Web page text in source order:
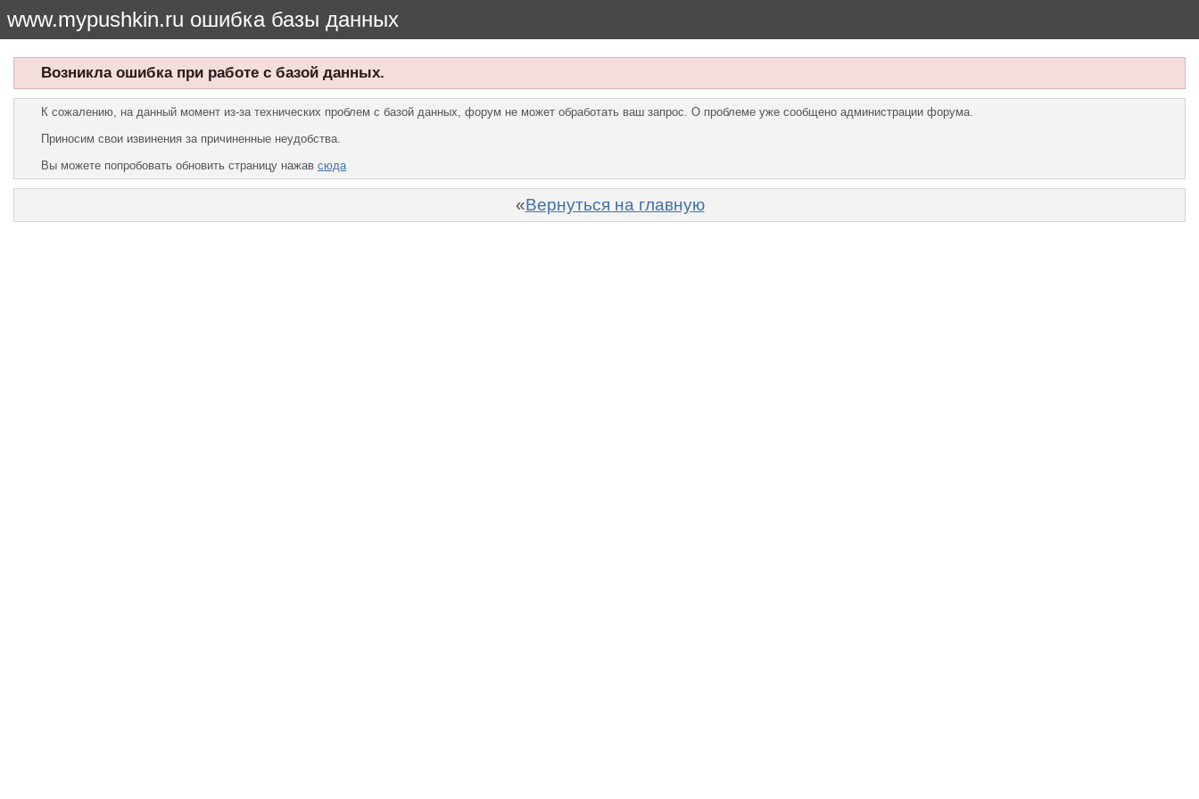
www.mypushkin.ru ошибка базы данных
Возникла ошибка при работе с базой данных.
К сожалению, на данный момент из-за технических проблем с базой данных, форум не может обработать ваш запрос. О проблеме уже сообщено администрации форума.
Приносим свои извинения за причиненные неудобства.
Вы можете попробовать обновить страницу нажав сюда
«Вернуться на главную